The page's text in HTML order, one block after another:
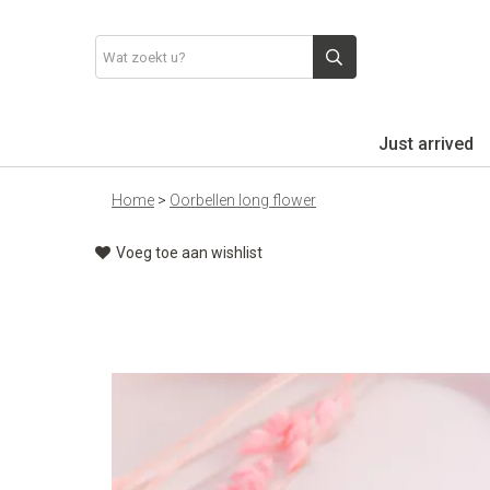
Just arrived
Home > Oorbellen long flower
Voeg toe aan wishlist